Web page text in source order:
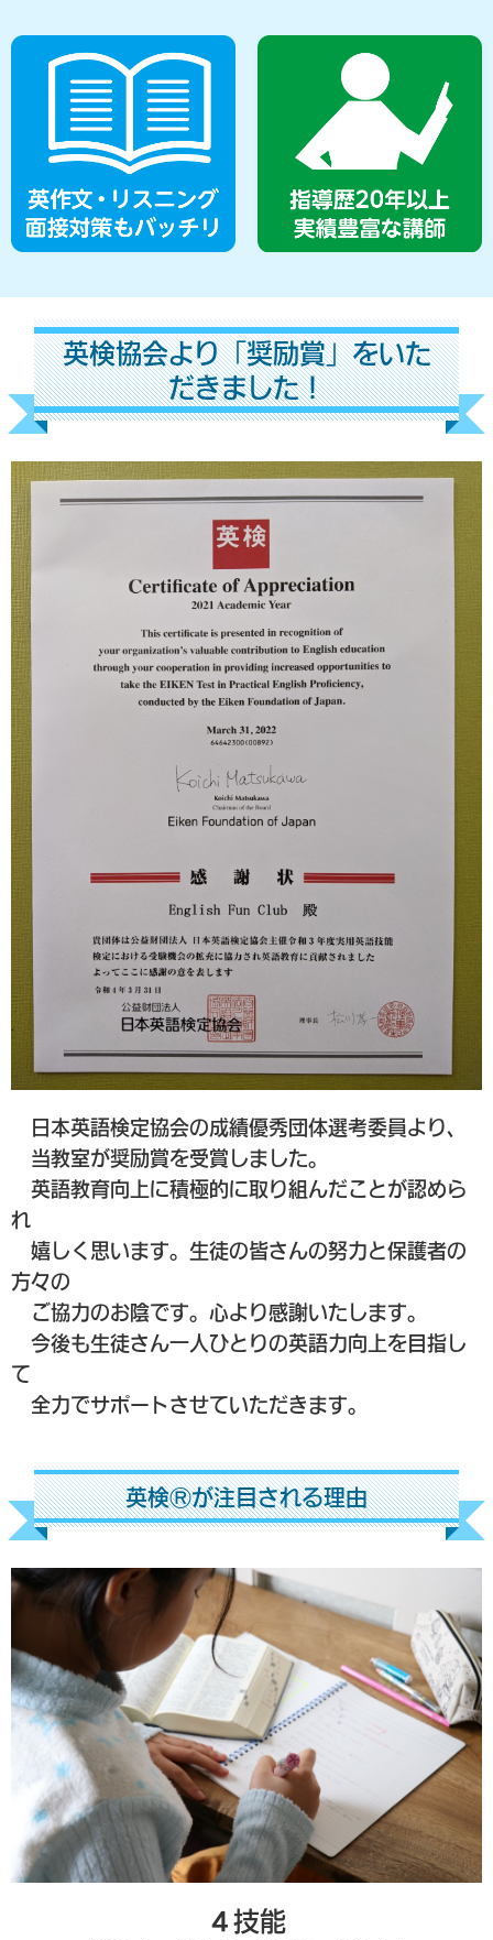
英検協会より「奨励賞」をいた
だきました！
日本英語検定協会の成績優秀団体選考委員より、
当教室が奨励賞を受賞しました。
英語教育向上に積極的に取り組んだことが認めら
れ
嬉しく思います。生徒の皆さんの努力と保護者の
方々の
ご協力のお陰です。心より感謝いたします。
今後も生徒さん一人ひとりの英語力向上を目指し
て
全力でサポートさせていただきます。
英検Ⓡが注目される理由
４技能